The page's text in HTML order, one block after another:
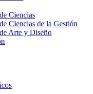
Ciencias
Ciencias de la Gestión
Arte y Diseño